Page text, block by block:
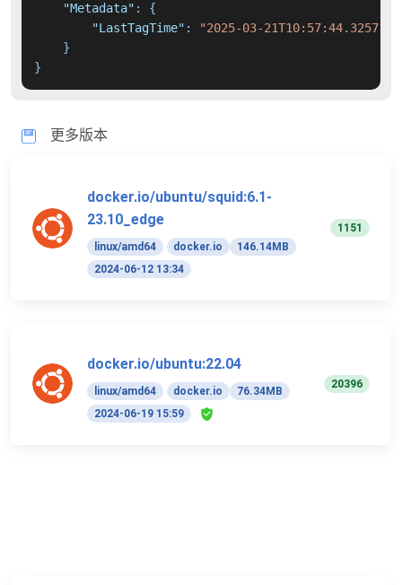
"Metadata" :
{
"LastTagTime" :
"2025-03-
}
}
更多版本
docker.io/ubuntu/squid:6.1-
23.10_edge
linux/amd64 docker.io
146.14MB
2024-06-12 13:34
1151
docker.io/ubuntu:22.04
linux/amd64 docker.io
76.34MB
2024-06-19 15:59
20396